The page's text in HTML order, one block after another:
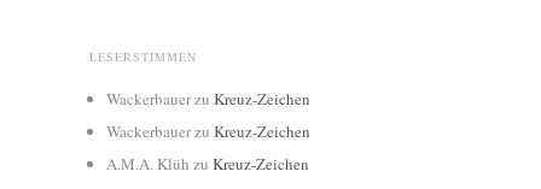
LESERSTIMMEN
Wackerbauerzu Kreuz-Zeichen
Wackerbauerzu Kreuz-Zeichen
A.M.A. Klüh zu Kreuz-Zeichen